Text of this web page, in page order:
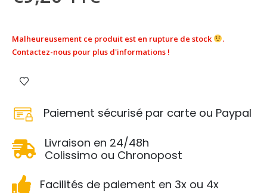
Malheureusement ce produit est en rupture de stock
.
Contactez-nous pour plus d'informations !
Paiement sécurisé par carte ou Paypal
Livraison en 24/48h
Colissimo ou Chronopost
Facilités de paiement en 3x ou 4x